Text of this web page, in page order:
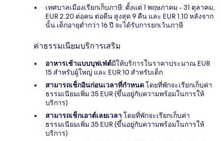
เทศบาลเมืองเรียกเก็บภาษี: ตั้งแต่ 1 พฤษภาคม - 31 ตุลาคม,
EUR 2.20 ต่อคน ต่อคืน สูงสุด 9 คืน และ EUR 1.10 หลังจาก
นั้น เด็กอายุต่ำกว่า 16 ปี จะได้รับการยกเว้นภาษี
ค่าธรรมเนียมบริการเสริม
อาหารเช้าแบบบุฟเฟ่ต์มีให้บริการในราคาประมาณ EUR
15 สำหรับผู้ใหญ่ และ EUR 10 สำหรับเด็ก
สามารถเช็กอินก่อนเวลาที่กำหนดโดยที่พักจะเรียกเก็บค่า
ธรรมเนียมเพิ่ม 35 EUR (ขึ้นอยู่กับความพร้อมในการให้
บริการ)
สามารถเช็กเอาต์เลยเวลา โดยที่พักจะเรียกเก็บค่า
ธรรมเนียมเพิ่ม 35 EUR (ขึ้นอยู่กับความพร้อมในการให้
บริการ)